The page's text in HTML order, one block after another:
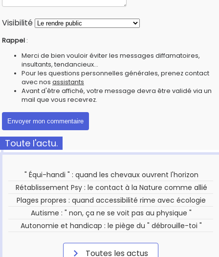
Visibilité
Rappel :
Merci de bien vouloir éviter les messages diffamatoires,
insultants, tendancieux...
Pour les questions personnelles générales, prenez contact
avec nos assistants
Avant d'être affiché, votre message devra être validé via un
mail que vous recevrez.
Toute l'actu.
" Équi-handi " : quand les chevaux ouvrent l'horizon
Rétablissement Psy : le contact à la Nature comme allié
Plages propres : quand accessibilité rime avec écologie
Autisme : " non, ça ne se voit pas au physique "
Autonomie et handicap : le piège du " débrouille-toi "
Toutes les actus